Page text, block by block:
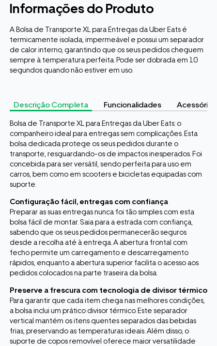
Informações do Produto
A Bolsa de Transporte XL para Entregas da Uber Eats é
termicamente isolada, impermeável e possui um separador
de calor interno, garantindo que os seus pedidos cheguem
sempre à temperatura perfeita. Pode ser dobrada em 10
segundos quando não estiver em uso.
Descrição Completa Funcionalidades Acessórios
Bolsa de Transporte XL para Entregas da Uber Eats: o
companheiro ideal para entregas sem complicações. Esta
bolsa dedicada protege os seus pedidos durante o
transporte, resguardando-os de impactos inesperados. Foi
concebida para ser versátil, sendo perfeita para uso em
carros, bem como em scooters e bicicletas equipadas com
suporte.
Configuração fácil, entregas com confiança
Preparar as suas entregas nunca foi tão simples com esta
bolsa fácil de montar. Saia para a estrada com confiança,
sabendo que os seus pedidos permanecerão seguros
desde a recolha até à entrega. A abertura frontal com
fecho permite um carregamento e descarregamento
rápidos, enquanto a abertura superior facilita o acesso aos
pedidos colocados na parte traseira da bolsa.
Preserve a frescura com tecnologia de divisor térmico
Para garantir que cada item chega nas melhores condições,
a bolsa inclui um prático divisor térmico. Este separador
vertical mantém os itens quentes separados das bebidas
frias, preservando as temperaturas ideais. Além disso, o
suporte de copos removível oferece maior versatilidade